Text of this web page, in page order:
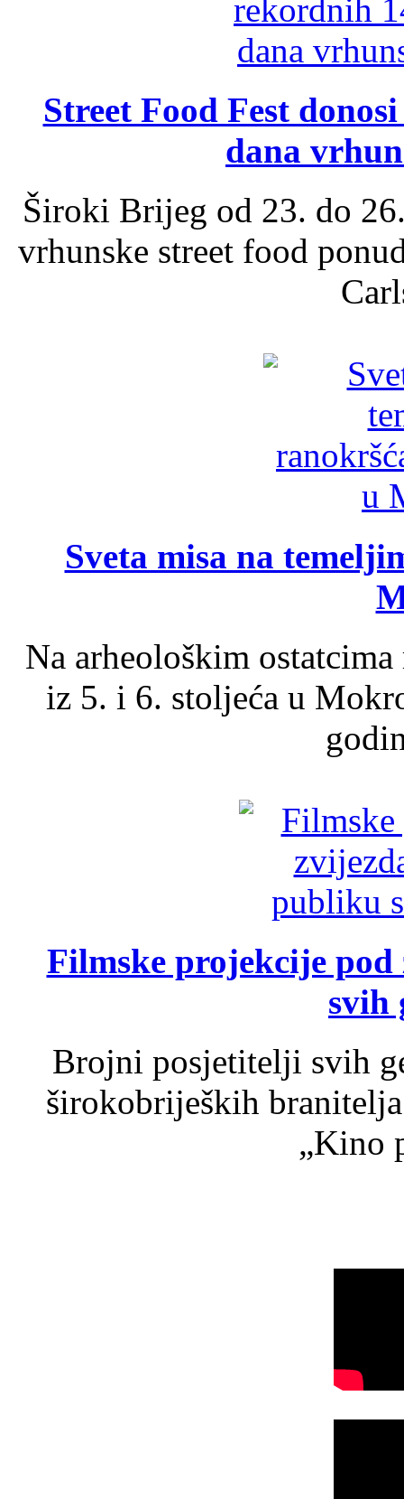
Street Food Fest
dana
Široki Brijeg od 23. do
vrhunske street food
Sveta misa na
Na arheološkim
iz 5. i 6. stoljeća u
Filmske projekcije
svih
Brojni posjetitelji svih
širokobrijeških
„Kino